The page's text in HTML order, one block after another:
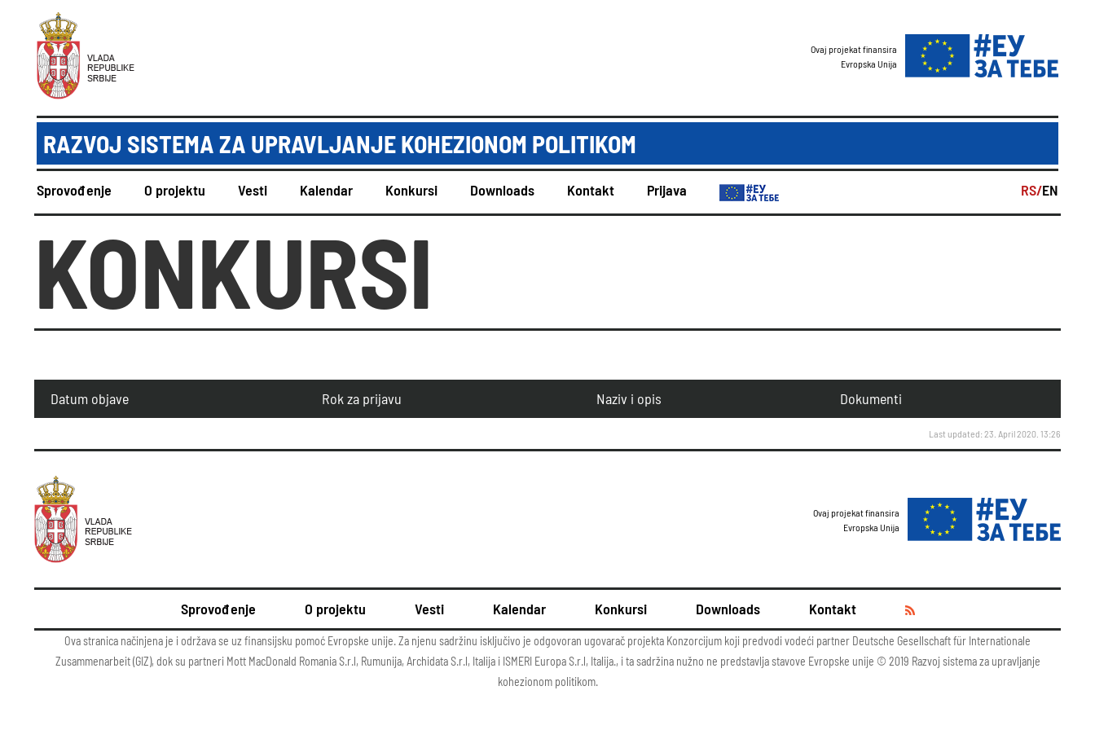
Ovaj projekat finansira
Evropska Unija
RAZVOJ SISTEMA ZA UPRAVLJANJE KOHEZIONOM POLITIKOM
Sprovođenje O projektu Vesti Kalendar Konkursi Downloads Kontakt Prijava RS/EN
KONKURSI
Datum objave Rok za prijavu Naziv i opis Dokumenti
Last updated: 23. April 2020. 13:26
Ovaj projekat finansira
Evropska Unija
Sprovođenje O projektu Vesti Kalendar Konkursi Downloads Kontakt
Ova stranica načinjena je i održava se uz finansijsku pomoć Evropske unije. Za njenu sadržinu isključivo je odgovoran ugovarač projekta Konzorcijum koji predvodi vodeći partner Deutsche Gesellschaft für Internationale
Zusammenarbeit (GIZ), dok su partneri Mott MacDonald Romania S.r.l, Rumunija, Archidata S.r.l, Italija i ISMERI Europa S.r.l, Italija., i ta sadržina nužno ne predstavlja stavove Evropske unije © 2019 Razvoj sistema za upravljanje
kohezionom politikom.